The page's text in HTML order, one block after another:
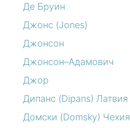
Де Бруин
Джонс (Jones)
Джонсон
Джонсон–Адамович
Джор
Дипанс (Dipans) Латвия
Домски (Domsky) Чехия